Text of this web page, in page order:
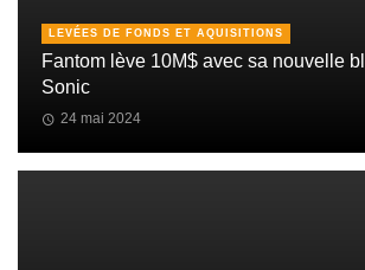
LEVÉES DE FONDS ET AQUISITIONS
Fantom lève 10M$ avec sa nouvelle
Sonic
24 mai 2024